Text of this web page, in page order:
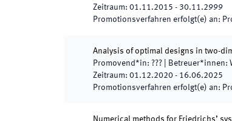
Zeitraum: 01.11.2015 - 30.11.2999
Promotionsverfahren erfolgt(e) an:
Analysis of optimal designs in two-
Promovend*in: ??? Betreuer*innen:
Zeitraum: 01.12.2020 - 16.06.2025
Promotionsverfahren erfolgt(e) an:
Numerical methods for Friedrichs’